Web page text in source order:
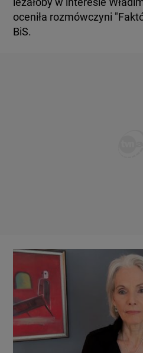
oceniła rozmówczyni
BiS.